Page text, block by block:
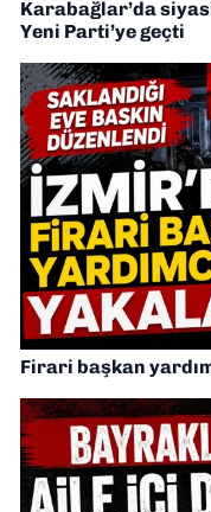
Karabağlar’da
Yeni Parti’ye geçti
Firari başkan